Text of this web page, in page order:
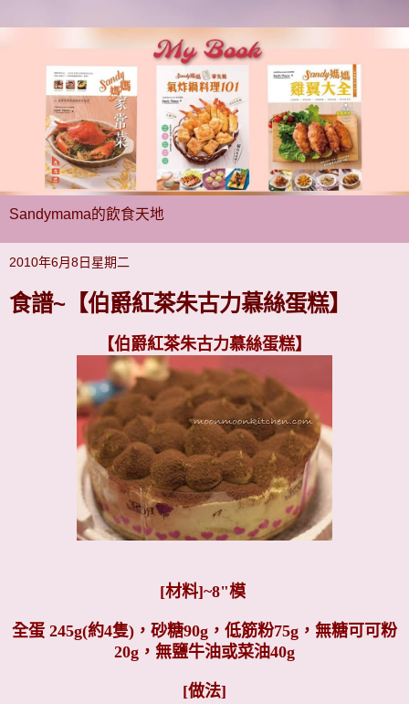
Sandymama的飲食天地
2010年6月8日星期二
食譜~【伯爵紅茶朱古力慕絲蛋糕】
【伯爵紅茶朱古力慕絲蛋糕】
[材料]~8"模
全蛋 245g(約4隻)， 砂糖90g， 低筋粉75g，無糖可可粉
20g， 無鹽牛油或菜油40g
[做法]